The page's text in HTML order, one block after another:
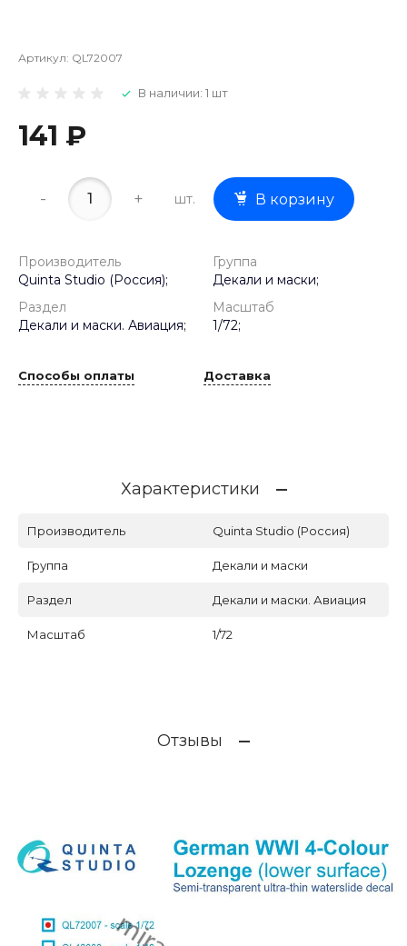
Артикул: QL72007
В наличии: 1 шт
141 ₽
- + шт. В корзину
Производитель
Quinta Studio (Россия);
Группа
Декали и маски;
Раздел
Декали и маски. Авиация;
Масштаб
1/72;
Способы оплаты Доставка
Характеристики
Производитель Quinta Studio (Россия)
Группа Декали и маски
Раздел Декали и маски. Авиация
Масштаб 1/72
Отзывы